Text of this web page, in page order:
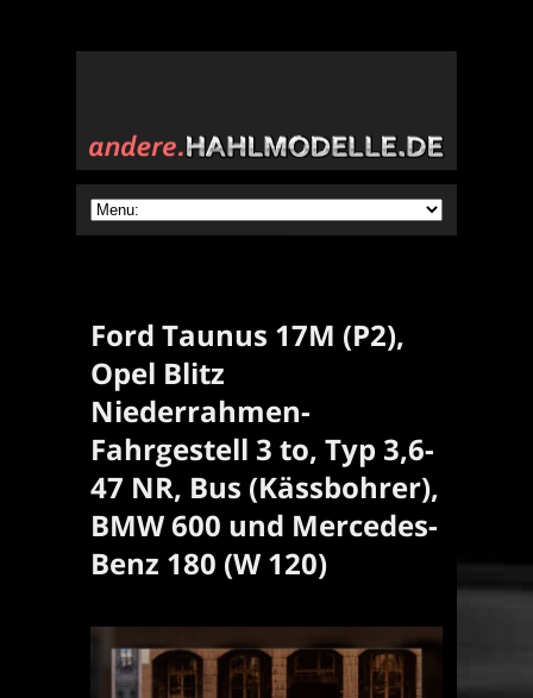
Ford Taunus 17M (P2),
Opel Blitz
Niederrahmen-
Fahrgestell 3 to, Typ 3,6-
47 NR, Bus (Kässbohrer),
BMW 600 und Mercedes-
Benz 180 (W 120)